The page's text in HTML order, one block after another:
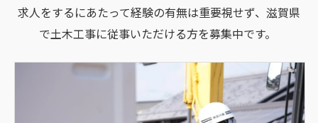
求人をするにあたって経験の有無は重要視せず、滋賀県
で土木工事に従事いただける方を募集中です。